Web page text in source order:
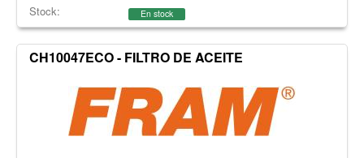
Stock: En stock
CH10047ECO - FILTRO DE ACEITE